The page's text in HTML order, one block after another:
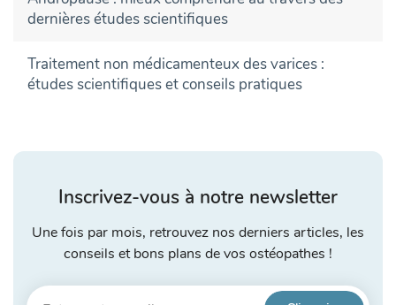
dernières études scientifiques
Traitement non médicamenteux des varices :
études scientifiques et conseils pratiques
Inscrivez-vous à notre newsletter
Une fois par mois, retrouvez nos derniers articles, les
conseils et bons plans de vos ostéopathes !